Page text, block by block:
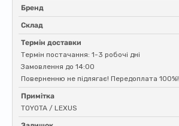
Бренд
Склад
Термін доставки
Термін постачання: 1-3 робочі дні
Замовлення до 14:00
Поверненню не підлягає! Передоплата 100%!
Примітка
TOYOTA / LEXUS